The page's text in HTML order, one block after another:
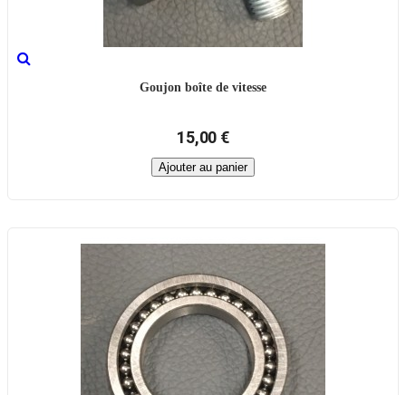
Goujon boîte de vitesse
15,00 €
Ajouter au panier